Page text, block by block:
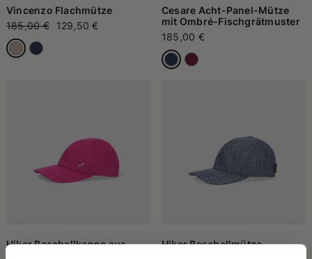
Vincenzo Flachmütze
185,00 €
129,50 €
Cesare Acht-Panel-Mütze
mit Ombré-Fischgrätmuster
185,00 €
Hiker Baseballkappe aus
Hiker Baseballmütze